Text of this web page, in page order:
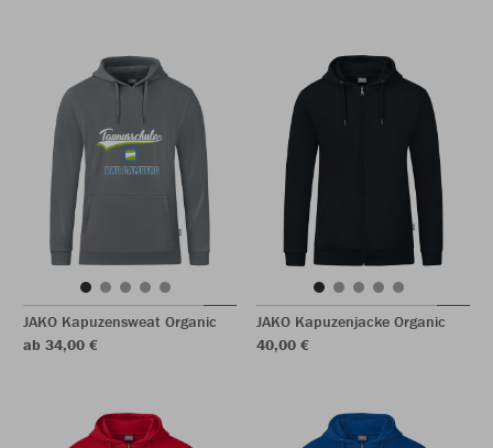
JAKO Kapuzensweat Organic
ab 34,00 €
JAKO Kapuzenjacke Organic
40,00 €